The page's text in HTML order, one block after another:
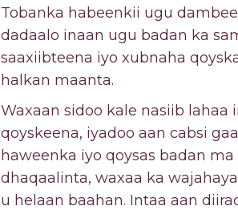
Tobanka habeenkii ugu
dadaalo inaan ugu badan ka
saaxiibteena iyo xubnaha
halkan maanta.
Waxaan sidoo kale nasiib lahaa
qoyskeena, iyadoo aan cabsi
haweenka iyo qoysas badan
dhaqaalinta, waxaa ka
u helaan baahan. Intaa aan